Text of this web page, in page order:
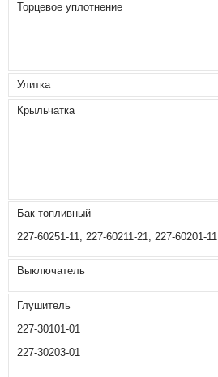
Торцевое уплотнение
Улитка
Крыльчатка
Бак топливный
227-60251-11, 227-60211-21, 227-60201-11
Выключатель
Глушитель
227-30101-01
227-30203-01